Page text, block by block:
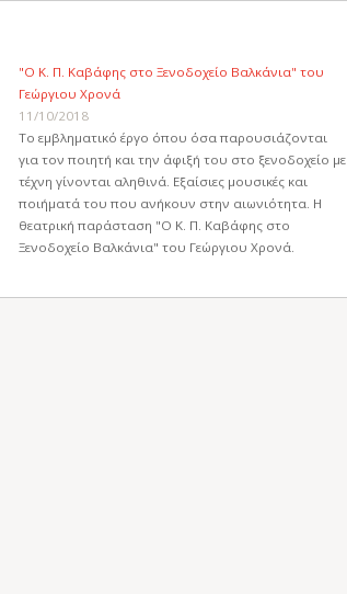
"Ο Κ. Π. Καβάφης στο Ξενοδοχείο Βαλκάνια" του
Γεώργιου Χρονά
11/10/2018
Το εμβληματικό έργο όπου όσα παρουσιάζονται
για τον ποιητή και την άφιξή του στο ξενοδοχείο με
τέχνη γίνονται αληθινά. Εξαίσιες μουσικές και
ποιήματά του που ανήκουν στην αιωνιότητα. Η
θεατρική παράσταση "Ο Κ. Π. Καβάφης στο
Ξενοδοχείο Βαλκάνια" του Γεώργιου Χρονά.